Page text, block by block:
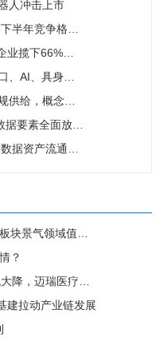
人冲击上市
格局与趋势预判
揽下66%营收
的新范式来了！
，概念股汇总
床商业化迎来兑现窗口
与产业落地深度复盘
气领域值得关注
？
疗跌超8%| 公司观察
建拉动产业链发展